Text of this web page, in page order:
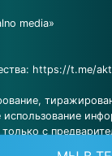
media»
https://t.me/
использование
с